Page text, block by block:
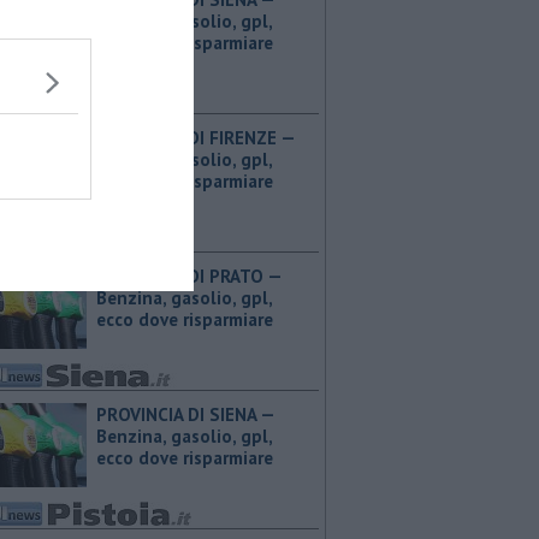
Benzina, gasolio, gpl,
ecco dove risparmiare
PROVINCIA DI FIRENZE — ​
Benzina, gasolio, gpl,
ecco dove risparmiare
PROVINCIA DI PRATO — ​
Benzina, gasolio, gpl,
ecco dove risparmiare
PROVINCIA DI SIENA — ​
Benzina, gasolio, gpl,
ecco dove risparmiare